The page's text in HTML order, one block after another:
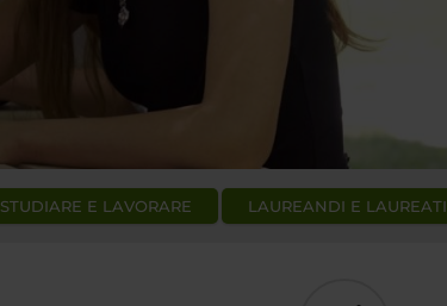
STUDIARE E LAVORARE LAUREANDI E LAUREATI